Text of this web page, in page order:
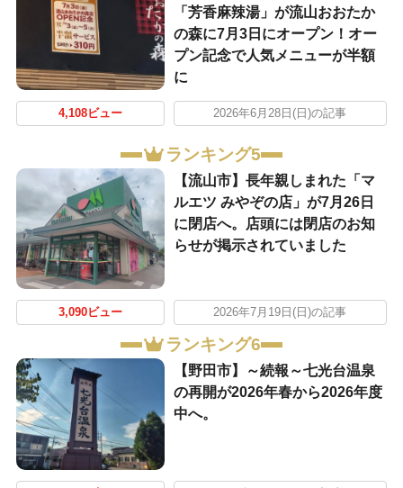
「芳香麻辣湯」が流山おおたか
の森に7月3日にオープン！オー
プン記念で人気メニューが半額
に
4,108ビュー 2026年6月28日(日)の記事
ランキング5
【流山市】長年親しまれた「マ
ルエツ みやぞの店」が7月26日
に閉店へ。店頭には閉店のお知
らせが掲示されていました
3,090ビュー 2026年7月19日(日)の記事
ランキング6
【野田市】～続報～七光台温泉
の再開が2026年春から2026年度
中へ。